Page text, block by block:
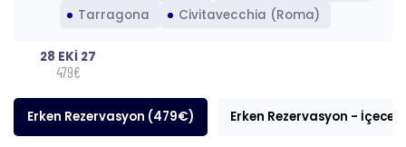
Tarragona
Civitavecchia (Roma)
28 EKİ 27
479€
Erken Rezervasyon (479€) Erken Rezervasyon -